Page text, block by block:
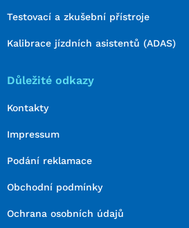
Testovací a zkušební přístroje
Kalibrace jízdních asistentů (ADAS)
Důležité odkazy
Kontakty
Impressum
Podání reklamace
Obchodní podmínky
Ochrana osobních údajů